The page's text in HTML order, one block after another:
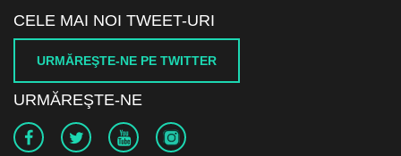
CELE MAI NOI TWEET-URI
URMĂREŞTE-NE PE TWITTER
URMĂREŞTE-NE